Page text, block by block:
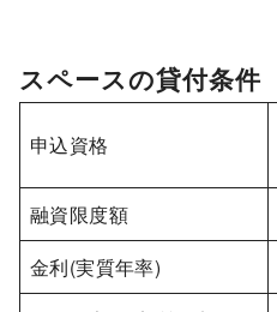
スペースの貸付条件
申込資格
融資限度額
金利(実質年率)